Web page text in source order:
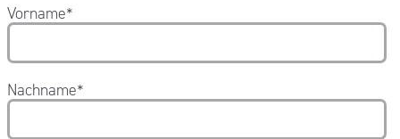
Vorname*
Nachname*